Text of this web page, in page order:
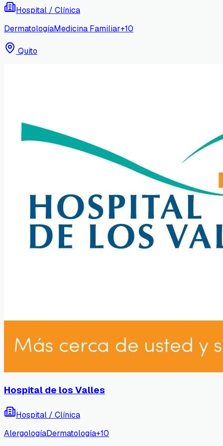
Hospital / Clínica
DermatologíaMedicina Familiar+10
Quito
Hospital de los Valles
Hospital / Clínica
AlergologíaDermatología+10